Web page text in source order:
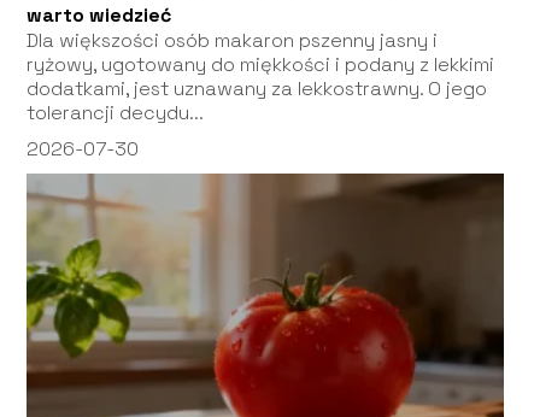
warto wiedzieć
Dla większości osób makaron pszenny jasny i
ryżowy, ugotowany do miękkości i podany z lekkimi
dodatkami, jest uznawany za lekkostrawny. O jego
tolerancji decydu...
2026-07-30